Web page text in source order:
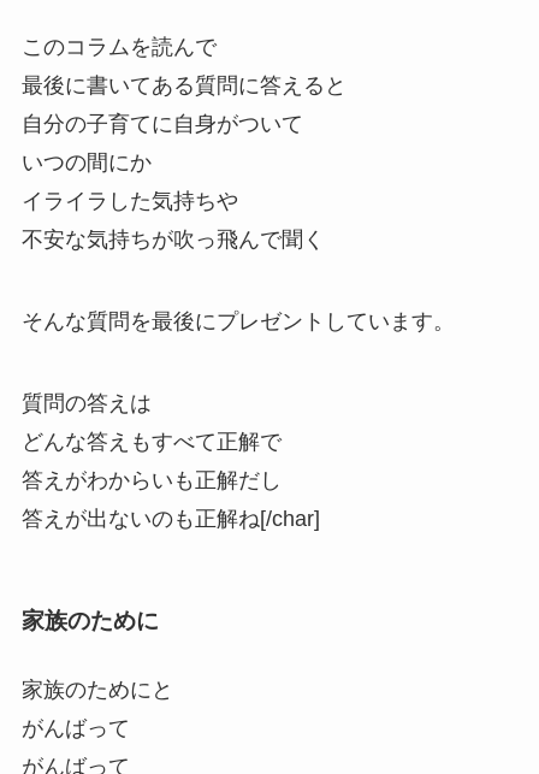
このコラムを読んで
最後に書いてある質問に答えると
自分の子育てに自身がついて
いつの間にか
イライラした気持ちや
不安な気持ちが吹っ飛んで聞く
そんな質問を最後にプレゼントしています。
質問の答えは
どんな答えもすべて正解で
答えがわからいも正解だし
答えが出ないのも正解ね[/char]
家族のために
家族のためにと
がんばって
がんばって